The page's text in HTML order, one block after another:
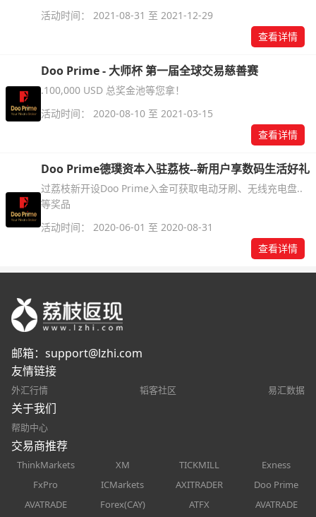
活动时间： 2021-08-31 至 2021-12-29
查看详情
Doo Prime - 大师杯 第一届全球交易慈善赛
.100,000 USD 总奖金池等您拿！
活动时间： 2020-08-10 至 2021-03-15
查看详情
Doo Prime德璞资本入驻荔枝--新用户享数码生活好礼
过荔枝新开设Doo Prime入金可获取电动牙刷、无线充电盘..
等奖品
活动时间： 2020-06-01 至 2020-08-31
查看详情
邮箱： support@lzhi.com
友情链接
外汇行情 韬客社区 易汇数据
关于我们
帮助中心
交易商推荐
ThinkMarkets XM TICKMILL
Exness
FxPro
ICMarkets AXITRADER
Doo Prime
AVATRADE
Forex(CAY) ATFX
AVATRADE